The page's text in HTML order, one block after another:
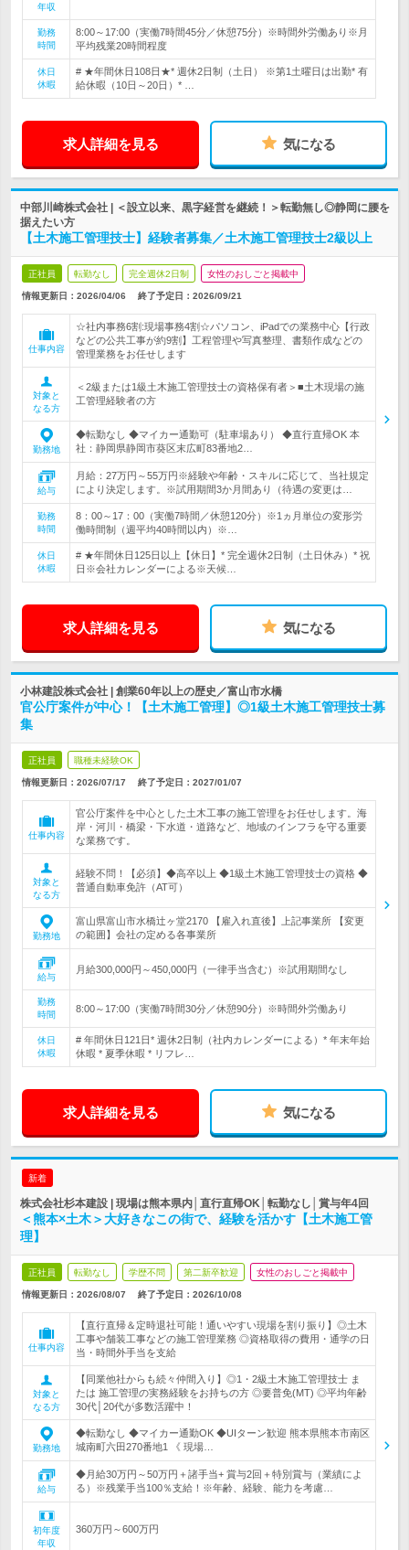
年収
勤務
時間
8:00～17:00（実働7時間45分／休憩75分）※時間外労働あり※月
平均残業20時間程度
休日
休暇
# ★年間休日108日★* 週休2日制（土日） ※第1土曜日は出勤* 有
給休暇（10日～20日）* …
求人詳細を見る 気になる
中部川崎株式会社 | ＜設立以来、黒字経営を継続！＞転勤無し◎静岡に腰を
据えたい方
【土木施工管理技士】経験者募集／土木施工管理技士2級以上
正社員 転勤なし 完全週休2日制 女性のおしごと掲載中
情報更新日：2026/04/06 終了予定日： 2026/09/21
仕事内容
☆社内事務6割:現場事務4割☆パソコン、iPadでの業務中心【行政
などの公共工事が約9割】工程管理や写真整理、書類作成などの
管理業務をお任せします
対象と
なる方
＜2級または1級土木施工管理技士の資格保有者＞■土木現場の施
工管理経験者の方
勤務地
◆転勤なし ◆マイカー通勤可（駐車場あり） ◆直行直帰OK 本
社：静岡県静岡市葵区末広町83番地2…
給与
月給：27万円～55万円※経験や年齢・スキルに応じて、当社規定
により決定します。※試用期間3か月間あり（待遇の変更は…
勤務
時間
8：00～17：00（実働7時間／休憩120分）※1ヵ月単位の変形労
働時間制（週平均40時間以内）※…
休日
休暇
# ★年間休日125日以上【休日】* 完全週休2日制（土日休み）* 祝
日※会社カレンダーによる※天候…
求人詳細を見る 気になる
小林建設株式会社 | 創業60年以上の歴史／富山市水橋
官公庁案件が中心！【土木施工管理】◎1級土木施工管理技士募
集
正社員 職種未経験OK
情報更新日：2026/07/17 終了予定日： 2027/01/07
仕事内容
官公庁案件を中心とした土木工事の施工管理をお任せします。海
岸・河川・橋梁・下水道・道路など、地域のインフラを守る重要
な業務です。
対象と
なる方
経験不問！【必須】◆高卒以上 ◆1級土木施工管理技士の資格 ◆
普通自動車免許（AT可）
勤務地
富山県富山市水橋辻ヶ堂2170 【雇入れ直後】上記事業所 【変更
の範囲】会社の定める各事業所
給与
月給300,000円～450,000円（一律手当含む）※試用期間なし
勤務
時間
8:00～17:00（実働7時間30分／休憩90分）※時間外労働あり
休日
休暇
# 年間休日121日* 週休2日制（社内カレンダーによる）* 年末年始
休暇 * 夏季休暇 * リフレ…
求人詳細を見る 気になる
新着
株式会社杉本建設 | 現場は熊本県内│直行直帰OK│転勤なし│賞与年4回
＜熊本×土木＞大好きなこの街で、経験を活かす【土木施工管
理】
正社員 転勤なし 学歴不問 第二新卒歓迎 女性のおしごと掲載中
情報更新日：2026/08/07 終了予定日： 2026/10/08
仕事内容
【直行直帰＆定時退社可能！通いやすい現場を割り振り】◎土木
工事や舗装工事などの施工管理業務 ◎資格取得の費用・通学の日
当・時間外手当を支給
対象と
なる方
【同業他社からも続々仲間入り】◎1・2級土木施工管理技士 ま
たは 施工管理の実務経験をお持ちの方 ◎要普免(MT) ◎平均年齢
30代│20代が多数活躍中！
勤務地
◆転勤なし ◆マイカー通勤OK ◆UIターン歓迎 熊本県熊本市南区
城南町六田270番地1 《 現場…
給与
◆月給30万円～50万円＋諸手当+ 賞与2回＋特別賞与（業績によ
る）※残業手当100％支給！※年齢、経験、能力を考慮…
初年度
年収
360万円～600万円